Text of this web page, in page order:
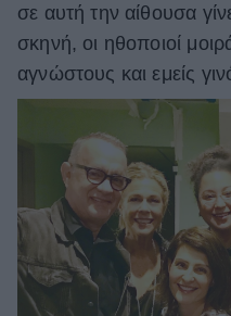
σε αυτή την αίθουσα
σκηνή, οι ηθοποιοί
αγνώστους και εμείς